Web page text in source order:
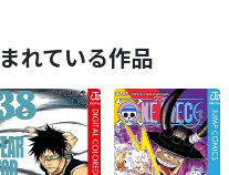
れている作品